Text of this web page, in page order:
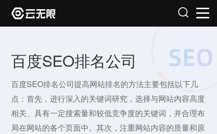
百度SEO排名公司
百度SEO排名公司提高网站排名的方法主要包括以下几
点：首先，进行深入的关键词研究，选择与网站内容高度
相关、具有一定搜索量和较低竞争度的关键词，并合理布
局在网站的各个页面中。其次，注重网站内容的质量和原